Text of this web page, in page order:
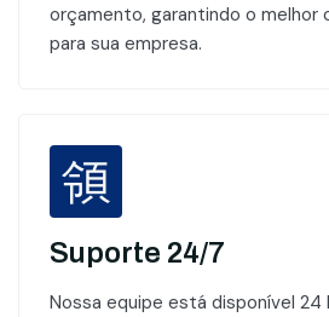
orçamento, garantindo o
para sua empresa.
Suporte 24/7
Nossa equipe está disponível 24